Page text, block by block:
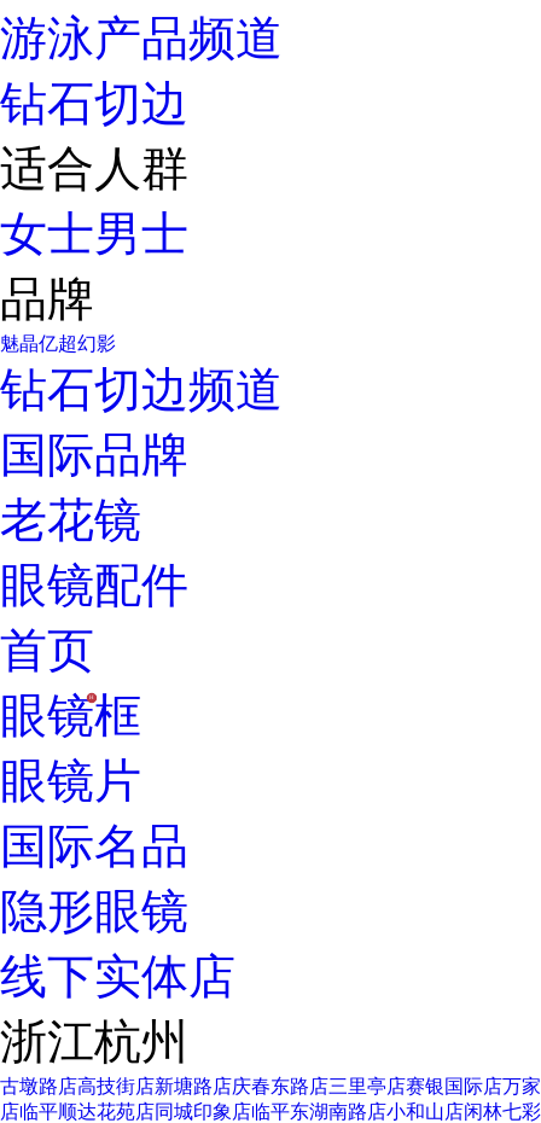
游泳产品频道
钻石切边
适合人群
女士男士
品牌
魅晶亿超幻影
钻石切边频道
国际品牌
老花镜
眼镜配件
首页
H
眼镜框
眼镜片
国际名品
隐形眼镜
线下实体店
浙江杭州
古墩路店高技街店新塘路店庆春东路店三里亭店赛银国际店万
店临平顺达花苑店同城印象店临平东湖南路店小和山店闲林七